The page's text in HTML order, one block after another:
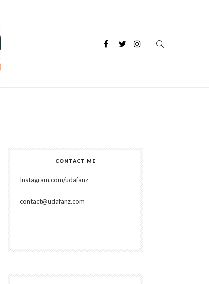
CONTACT ME
Instagram.com/udafanz
contact@udafanz.com